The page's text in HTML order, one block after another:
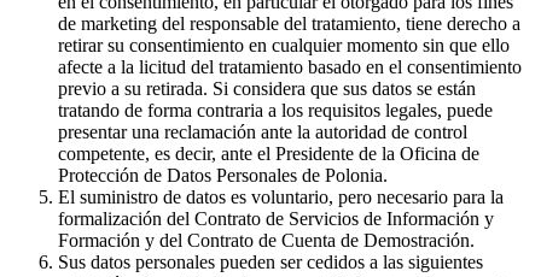
de marketing del responsable del tratamiento, tiene derecho a
retirar su consentimiento en cualquier momento sin que ello
afecte a la licitud del tratamiento basado en el consentimiento
previo a su retirada. Si considera que sus datos se están
tratando de forma contraria a los requisitos legales, puede
presentar una reclamación ante la autoridad de control
competente, es decir, ante el Presidente de la Oficina de
Protección de Datos Personales de Polonia.
El suministro de datos es voluntario, pero necesario para la
formalización del Contrato de Servicios de Información y
Formación y del Contrato de Cuenta de Demostración.
Sus datos personales pueden ser cedidos a las siguientes